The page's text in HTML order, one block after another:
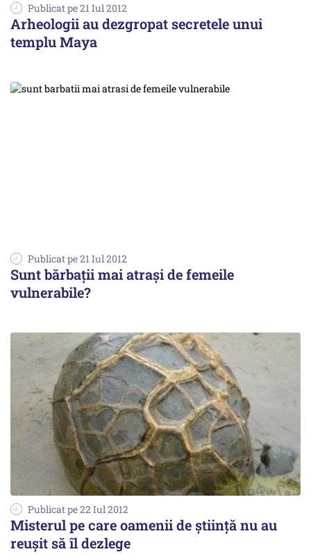
Publicat pe 21 Iul 2012
Arheologii au dezgropat secretele unui
templu Maya
Publicat pe 21 Iul 2012
Sunt bărbaţii mai atraşi de femeile
vulnerabile?
Publicat pe 22 Iul 2012
Misterul pe care oamenii de ştiinţă nu au
reuşit să îl dezlege